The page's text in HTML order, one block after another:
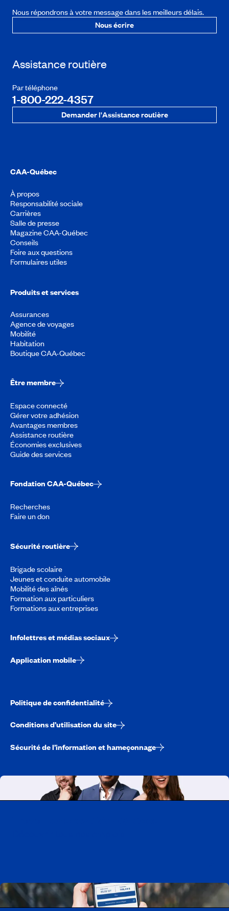
Nous répondrons à votre message dans les meilleurs délais.
Nous écrire
Assistance routière
Par téléphone
1-800-222-4357
Demander l'Assistance routière
CAA-Québec
À propos
Responsabilité sociale
Carrières
Salle de presse
Magazine CAA-Québec
Conseils
Foire aux questions
Formulaires utiles
Produits et services
Assurances
Agence de voyages
Mobilité
Habitation
Boutique CAA-Québec
Être membre
Espace connecté
Gérer votre adhésion
Avantages membres
Assistance routière
Économies exclusives
Guide des services
Fondation CAA-Québec
Recherches
Faire un don
Sécurité routière
Brigade scolaire
Jeunes et conduite automobile
Mobilité des aînés
Formation aux particuliers
Formations aux entreprises
Infolettres et médias sociaux
Application mobile
Politique de confidentialité
Conditions d’utilisation du site
Sécurité de l’information et hameçonnage